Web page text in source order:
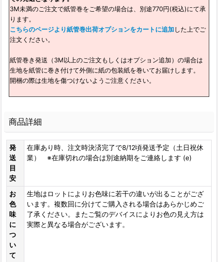
3M未満のご注文で紙管巻をご希望の場合は、別途770円(税込)にて承
ります。
こちらのページより紙管巻出荷オプションをカートに追加した上でご
注文ください。
紙管巻き発送（3M以上のご注文もしくはオプション追加）の場合は
生地を紙管に巻き付けて外側に紙の包装紙を巻いてお届けします。
開梱の際は生地を傷つけないようご注意ください。
商品詳細
発
送
目
安
在庫あり時、注文時決済完了で8/12頃発送予定（土日祝休
業） ※在庫切れの場合は別途納期をご連絡します (e)
お
色
味
に
つ
い
て
生地はロットによりお色味に若干の違いが出ることがござ
います。複数回に分けてご購入される場合はあらかじめご
了承ください。またご覧のデバイスによりお色の見え方は
実際と異なる場合がございます。